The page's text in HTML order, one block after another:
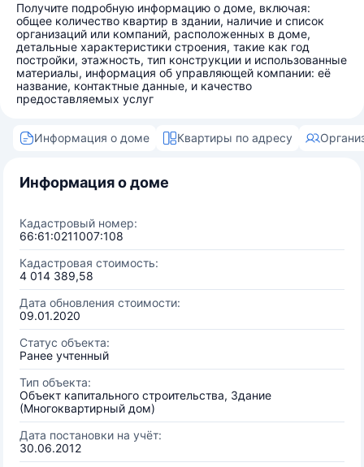
Получите подробную информацию о доме, включая:
общее количество квартир в здании, наличие и список
организаций или компаний, расположенных в доме,
детальные характеристики строения, такие как год
постройки, этажность, тип конструкции и использованные
материалы, информация об управляющей компании: её
название, контактные данные, и качество
предоставляемых услуг
Информация о доме Квартиры по адресу
Информация о доме
Кадастровый номер:
66:61:0211007:108
Кадастровая стоимость:
4 014 389,58
Дата обновления стоимости:
09.01.2020
Статус объекта:
Ранее учтенный
Тип объекта:
Объект капитального строительства, Здание
(Многоквартирный дом)
Дата постановки на учёт:
30.06.2012